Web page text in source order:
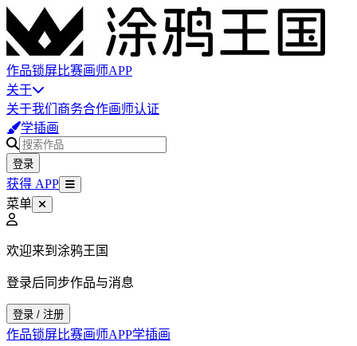
作品锁屏比赛画师APP
关于
关于我们 商务合作画师认证
学插画
登录
获得 APP
菜单
欢迎来到涂鸦王国
登录后同步作品与消息
登录 / 注册
作品锁屏比赛画师APP学插画